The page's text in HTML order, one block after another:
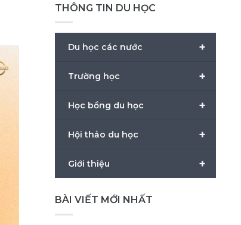
THÔNG TIN DU HỌC
+
Du học các nước
+
Trường học
+
Học bổng du học
+
Hội thảo du học
+
Giới thiệu
BÀI VIẾT MỚI NHẤT